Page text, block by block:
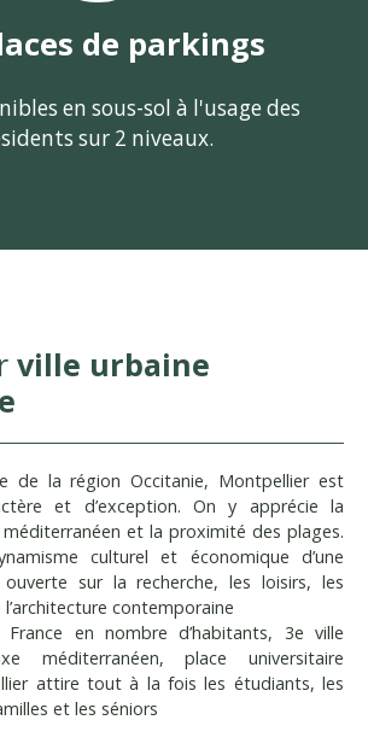
de parkings
en sous-sol à l'usage des
sur 2 niveaux.
ville urbaine
de la région Occitanie, Montpellier est
et d’exception. On y apprécie la
et la proximité des plages.
culturel et économique d’une
sur la recherche, les loisirs, les
contemporaine
en nombre d’habitants, 3e ville
méditerranéen, place universitaire
attire tout à la fois les étudiants, les
et les séniors